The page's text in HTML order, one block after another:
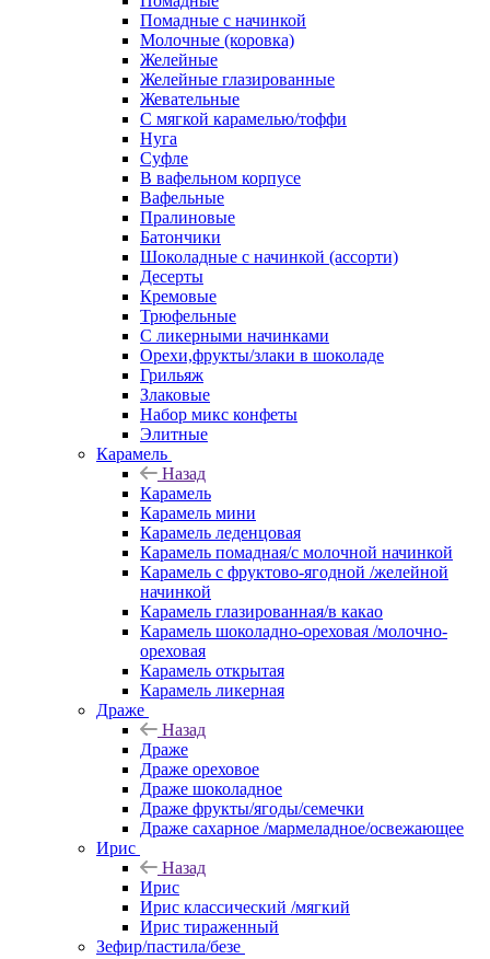
Помадные с начинкой
Молочные (коровка)
Желейные
Желейные глазированные
Жевательные
С мягкой карамелью/тоффи
Нуга
Суфле
В вафельном корпусе
Вафельные
Пралиновые
Батончики
Шоколадные с начинкой (ассорти)
Десерты
Кремовые
Трюфельные
С ликерными начинками
Орехи,фрукты/злаки в шоколаде
Грильяж
Злаковые
Набор микс конфеты
Элитные
Карамель
Назад
Карамель
Карамель мини
Карамель леденцовая
Карамель помадная/с молочной начинкой
Карамель с фруктово-ягодной /желейной
начинкой
Карамель глазированная/в какао
Карамель шоколадно-ореховая /молочно-
ореховая
Карамель открытая
Карамель ликерная
Драже
Назад
Драже
Драже ореховое
Драже шоколадное
Драже фрукты/ягоды/семечки
Драже сахарное /мармеладное/освежающее
Ирис
Назад
Ирис
Ирис классический /мягкий
Ирис тираженный
Зефир/пастила/безе